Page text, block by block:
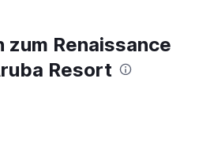
zum Renaissance
Resort